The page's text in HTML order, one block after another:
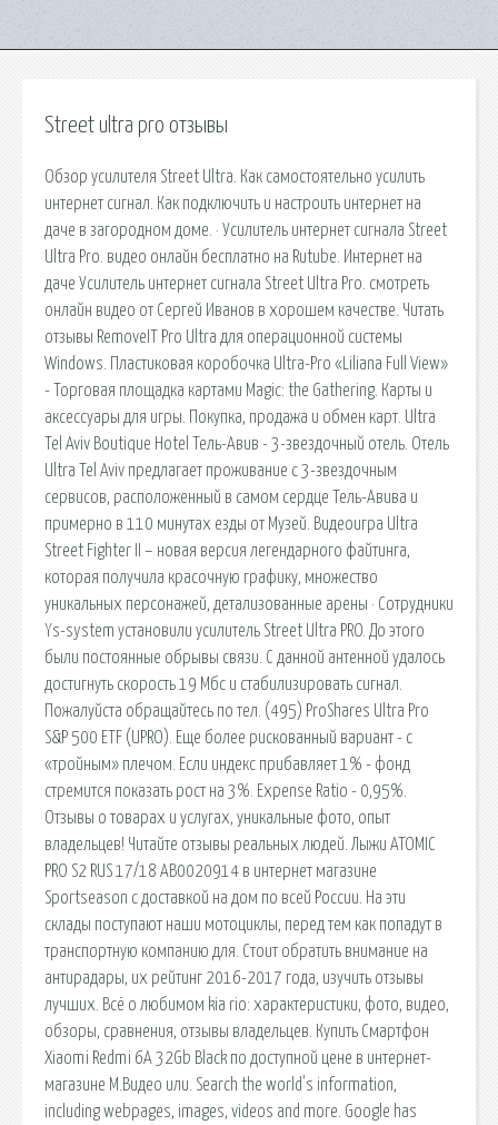
Street ultra pro отзывы
Обзор усилителя Street Ultra. Как самостоятельно усилить
интернет сигнал. Как подключить и настроить интернет на
даче в загородном доме. · Усилитель интернет сигнала Street
Ultra Pro. видео онлайн бесплатно на Rutube. Интернет на
даче Усилитель интернет сигнала Street Ultra Pro. смотреть
онлайн видео от Сергей Иванов в хорошем качестве. Читать
отзывы RemoveIT Pro Ultra для операционной системы
Windows. Пластиковая коробочка Ultra-Pro «Liliana Full View»
- Торговая площадка картами Magic: the Gathering. Карты и
аксессуары для игры. Покупка, продажа и обмен карт. Ultra
Tel Aviv Boutique Hotel Тель-Авив - 3-звездочный отель. Отель
Ultra Tel Aviv предлагает проживание с 3-звездочным
сервисов, расположенный в самом сердце Тель-Авива и
примерно в 110 минутах езды от Музей. Видеоигра Ultra
Street Fighter II – новая версия легендарного файтинга,
которая получила красочную графику, множество
уникальных персонажей, детализованные арены · Сотрудники
Ys-system установили усилитель Street Ultra PRO. До этого
были постоянные обрывы связи. С данной антенной удалось
достигнуть скорость 19 Мбс и стабилизировать сигнал.
Пожалуйста обращайтесь по тел. (495) ProShares Ultra Pro
S&P 500 ETF (UPRO). Еще более рискованный вариант - с
«тройным» плечом. Если индекс прибавляет 1% - фонд
стремится показать рост на 3%. Expense Ratio - 0,95%.
Отзывы о товарах и услугах, уникальные фото, опыт
владельцев! Читайте отзывы реальных людей. Лыжи ATOMIC
PRO S2 RUS 17/18 AB0020914 в интернет магазине
Sportseason с доставкой на дом по всей России. На эти
склады поступают наши мотоциклы, перед тем как попадут в
транспортную компанию для. Стоит обратить внимание на
антирадары, их рейтинг 2016-2017 года, изучить отзывы
лучших. Всё о любимом kia rio: характеристики, фото, видео,
обзоры, сравнения, отзывы владельцев. Купить Смартфон
Xiaomi Redmi 6A 32Gb Black по доступной цене в интернет-
магазине М.Видео или. Search the world's information,
including webpages, images, videos and more. Google has